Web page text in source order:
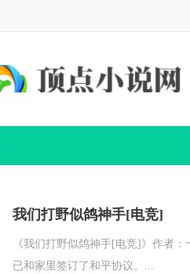
我们打野似鸽神手[电竞]
《我们打野似鸽神手[电竞]》作者
已和家里签订了和平协议。...